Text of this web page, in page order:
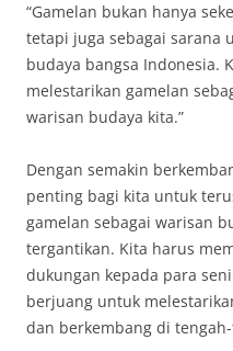
“Gamelan bukan hanya
tetapi juga sebagai sarana
budaya bangsa Indonesia.
melestarikan gamelan
warisan budaya kita.”
Dengan semakin
penting bagi kita untuk
gamelan sebagai warisan
tergantikan. Kita harus
dukungan kepada para
berjuang untuk
dan berkembang di